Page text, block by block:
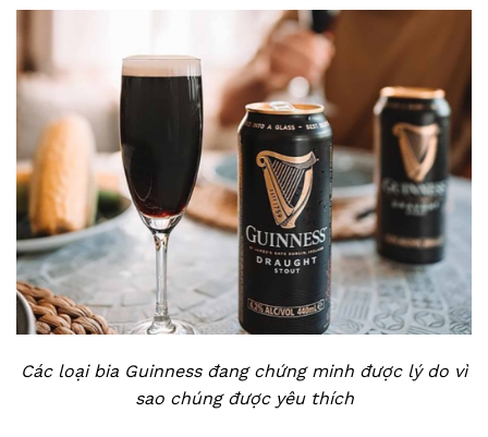
Các loại bia Guinness đang chứng minh được lý do vì
sao chúng được yêu thích